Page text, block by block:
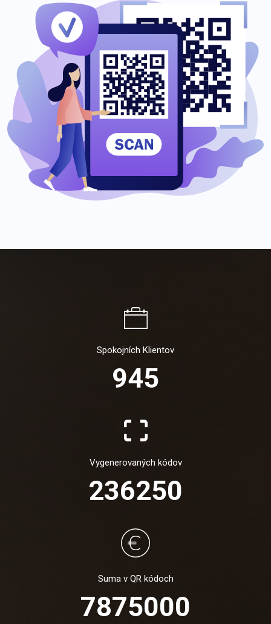
Spokojních Klientov
945
Vygenerovaných kódov
236250
Suma v QR kódoch
7875000